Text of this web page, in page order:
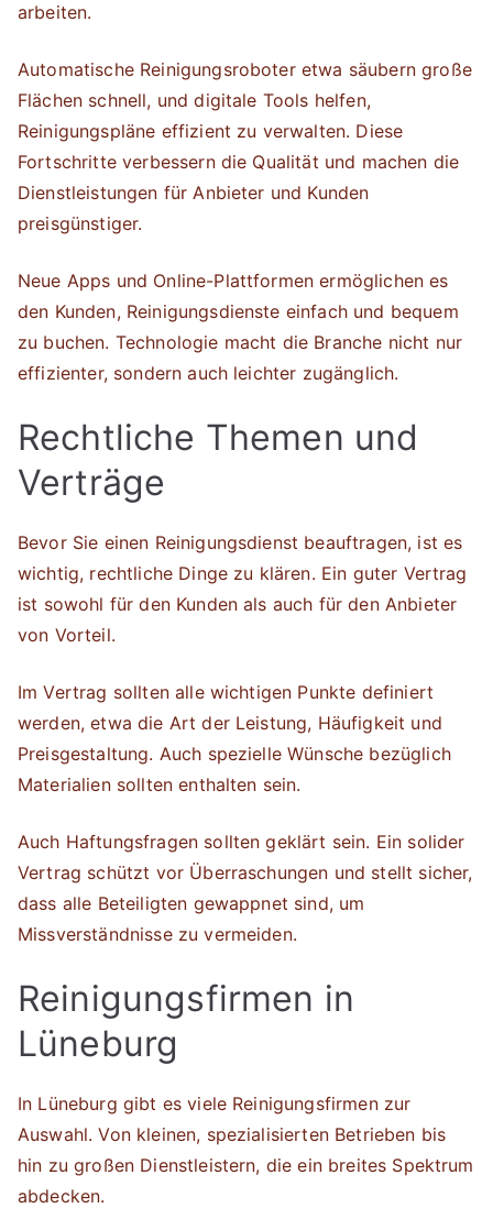
arbeiten.
Automatische Reinigungsroboter etwa säubern große
Flächen schnell, und digitale Tools helfen,
Reinigungspläne effizient zu verwalten. Diese
Fortschritte verbessern die Qualität und machen die
Dienstleistungen für Anbieter und Kunden
preisgünstiger.
Neue Apps und Online-Plattformen ermöglichen es
den Kunden, Reinigungsdienste einfach und bequem
zu buchen. Technologie macht die Branche nicht nur
effizienter, sondern auch leichter zugänglich.
Rechtliche Themen und
Verträge
Bevor Sie einen Reinigungsdienst beauftragen, ist es
wichtig, rechtliche Dinge zu klären. Ein guter Vertrag
ist sowohl für den Kunden als auch für den Anbieter
von Vorteil.
Im Vertrag sollten alle wichtigen Punkte definiert
werden, etwa die Art der Leistung, Häufigkeit und
Preisgestaltung. Auch spezielle Wünsche bezüglich
Materialien sollten enthalten sein.
Auch Haftungsfragen sollten geklärt sein. Ein solider
Vertrag schützt vor Überraschungen und stellt sicher,
dass alle Beteiligten gewappnet sind, um
Missverständnisse zu vermeiden.
Reinigungsfirmen in
Lüneburg
In Lüneburg gibt es viele Reinigungsfirmen zur
Auswahl. Von kleinen, spezialisierten Betrieben bis
hin zu großen Dienstleistern, die ein breites Spektrum
abdecken.